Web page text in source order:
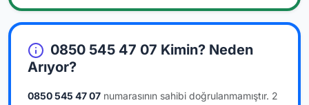
0850 545 47 07 Kimin? Neden
Arıyor?
0850 545 47 07 numarasının sahibi doğrulanmamıştır. 2